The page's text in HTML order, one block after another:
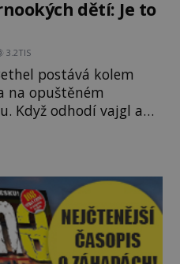
dětí: Je to
3.2TIS
postává kolem
na opuštěném
Když odhodí vajgl a
přijdou k němu dva
být okolo 14 let.
tohoto parkoviště,“
nich. P